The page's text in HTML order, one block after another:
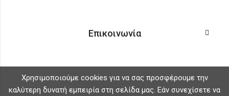
Επικοινωνία
Χρησιμοποιούμε cookies για να σας προσφέρουμε την
καλύτερη δυνατή εμπειρία στη σελίδα μας. Εάν συνεχίσετε να